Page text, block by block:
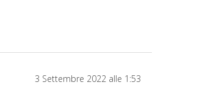
3 Settembre 2022 alle 1:53